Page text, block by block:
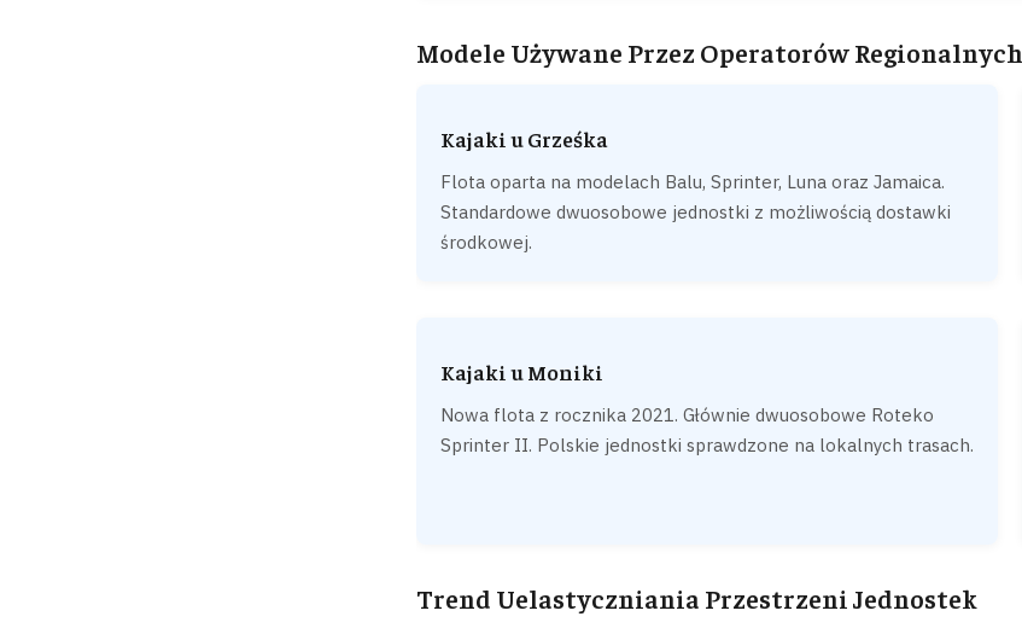
Modele Używane Przez Operatorów Regionalnych
Kajaki u Grześka
Flota oparta na modelach Balu, Sprinter, Luna oraz Jamaica.
Standardowe dwuosobowe jednostki z możliwością dostawki
środkowej.
Kajaki u Moniki
Nowa flota z rocznika 2021. Głównie dwuosobowe Roteko
Sprinter II. Polskie jednostki sprawdzone na lokalnych trasach.
Trend Uelastyczniania Przestrzeni Jednostek